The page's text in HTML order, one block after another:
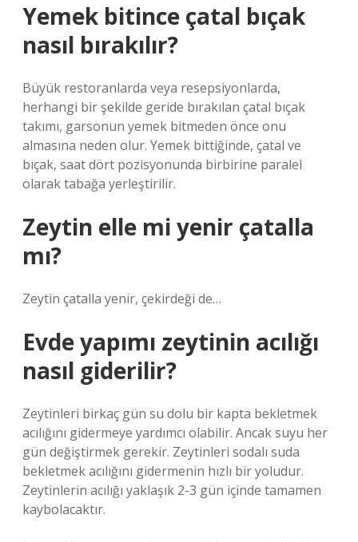
Yemek bitince çatal bıçak
nasıl bırakılır?
Büyük restoranlarda veya resepsiyonlarda,
herhangi bir şekilde geride bırakılan çatal bıçak
takımı, garsonun yemek bitmeden önce onu
almasına neden olur. Yemek bittiğinde, çatal ve
bıçak, saat dört pozisyonunda birbirine paralel
olarak tabağa yerleştirilir.
Zeytin elle mi yenir çatalla
mı?
Zeytin çatalla yenir, çekirdeği de…
Evde yapımı zeytinin acılığı
nasıl giderilir?
Zeytinleri birkaç gün su dolu bir kapta bekletmek
acılığını gidermeye yardımcı olabilir. Ancak suyu her
gün değiştirmek gerekir. Zeytinleri sodalı suda
bekletmek acılığını gidermenin hızlı bir yoludur.
Zeytinlerin acılığı yaklaşık 2-3 gün içinde tamamen
kaybolacaktır.